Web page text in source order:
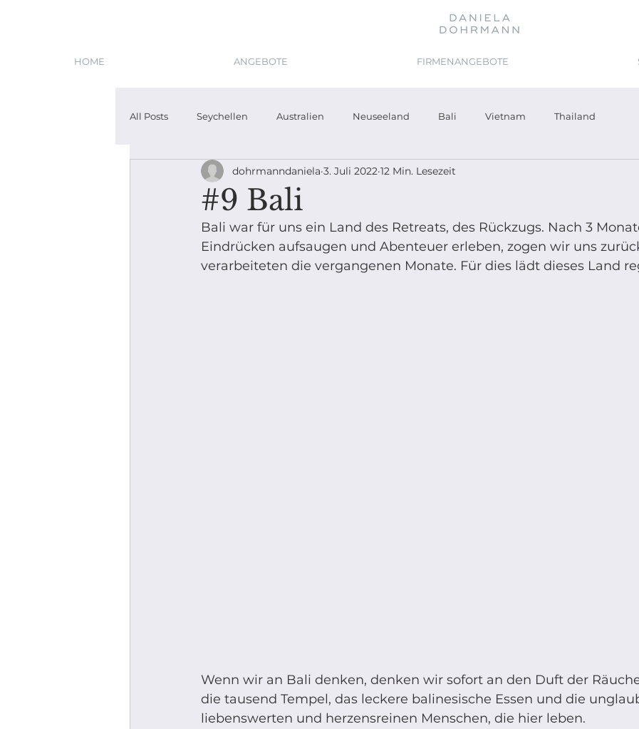
HOME ANGEBOTE FIRMENANGEBOTE
All Posts Seychellen Australien Neuseeland Bali Vietnam Thailand
#9 Bali
dohrmanndaniela 3. Juli 2022 12 Min. Lesezeit
Bali war für uns ein Land des Retreats, des Rückzugs. Nach 3
Eindrücken aufsaugen und Abenteuer erleben, zogen wir uns
verarbeiteten die vergangenen Monate. Für dies lädt dieses Land
Wenn wir an Bali denken, denken wir sofort an den Duft der
die tausend Tempel, das leckere balinesische Essen und die
liebenswerten und herzensreinen Menschen, die hier leben.